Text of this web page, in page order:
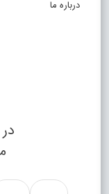
درباره ما